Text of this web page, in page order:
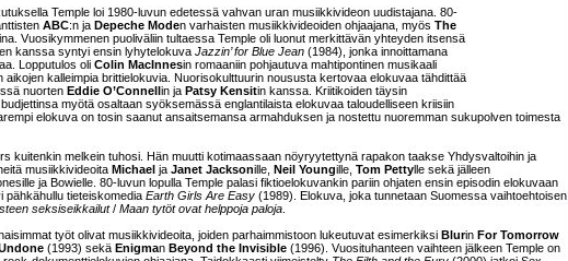
Temple loi 1980-luvun edetessä vahvan uran musiikkivideon uudistajana. 80-
ABC:n ja Depeche Moden varhaisten musiikkivideoiden ohjaajana, myös The
Vuosikymmenen puoliväliin tultaessa Temple oli luonut merkittävän yhteyden itsensä
kanssa syntyi ensin lyhytelokuva Jazzin’ for Blue Jean (1984), jonka innoittamana
Lopputulos oli Colin MacInnesin romaaniin pohjautuva mahtipontinen musikaali
kalleimpia brittielokuvia. Nuorisokulttuurin noususta kertovaa elokuvaa tähdittää
nuorten Eddie O’Connell in ja Patsy Kensitin kanssa. Kriitikoiden täysin
myötä osaltaan syöksemässä englantilaista elokuvaa taloudelliseen kriisiin
elokuva on tosin saanut ansaitsemansa armahduksen ja nostettu nuoremman sukupolven toimesta
kuitenkin melkein tuhosi. Hän muutti kotimaassaan nöyryytettynä rapakon taakse Yhdysvaltoihin ja
musiikkivideoita Michael ja Janet Jacksonille, Neil Youngille, Tom Petty lle sekä jälleen
ja Bowielle. 80-luvun lopulla Temple palasi fiktioelokuvankin pariin ohjaten ensin episodin elokuvaan
pähkähullu tieteiskomedia Earth Girls Are Easy (1989). Elokuva, joka tunnetaan Suomessa vaihtoehtoisen
seksiseikkailut/ Maan tytöt ovat helppoja paloja.
työt olivat musiikkivideoita, joiden parhaimmistoon lukeutuvat esimerkiksi Blurin For Tomorrow
(1993) sekä Enigman Beyond the Invisible (1996). Vuosituhanteen vaihteen jälkeen Temple on